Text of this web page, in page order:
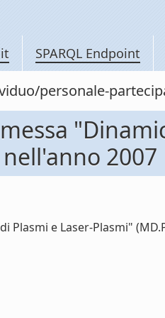
SPARQL Endpoint
personale-
nell'anno 2007
e Laser-Plasmi"